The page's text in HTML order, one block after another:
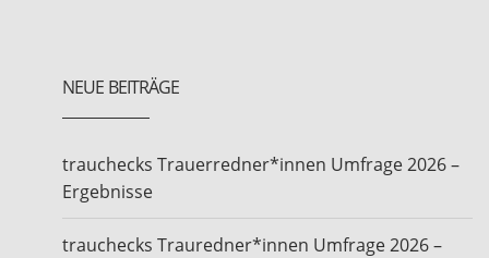
NEUE BEITRÄGE
trauchecks Trauerredner*innen Umfrage 2026 –
Ergebnisse
trauchecks Trauredner*innen Umfrage 2026 –